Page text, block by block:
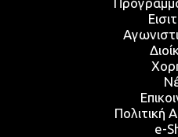
Πολιτική
e-